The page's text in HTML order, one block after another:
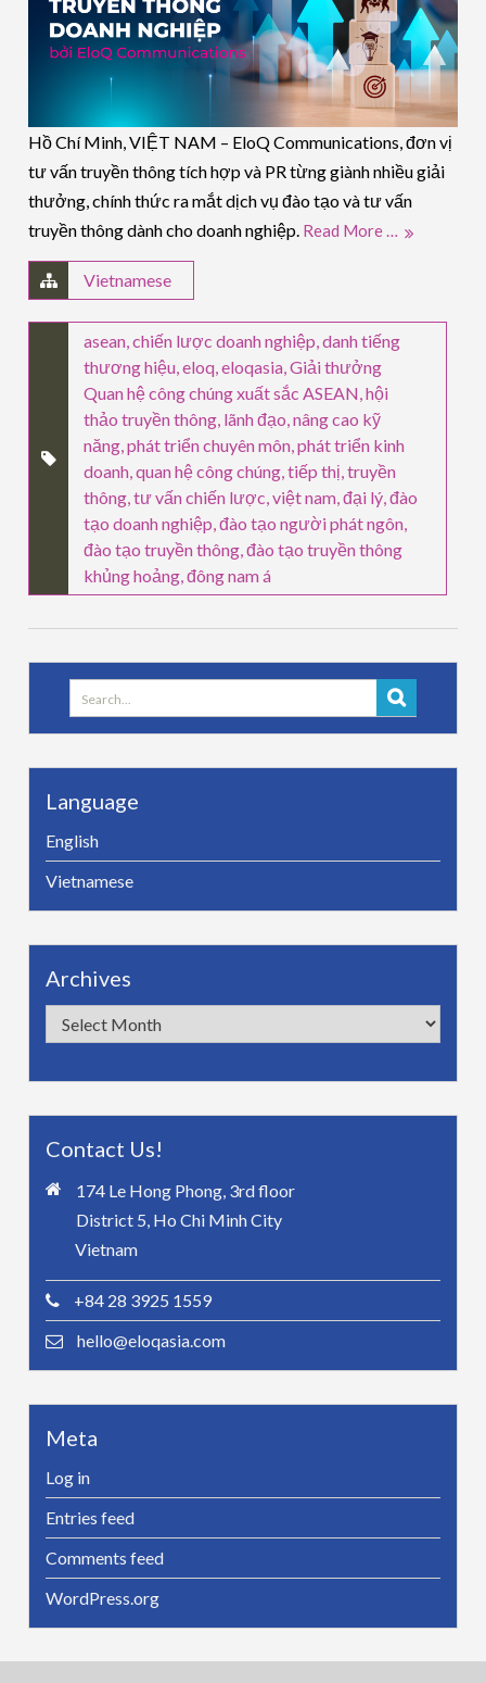
Hồ Chí Minh, VIỆT NAM – EloQ Communications, đơn vị
tư vấn truyền thông tích hợp và PR từng giành nhiều giải
thưởng, chính thức ra mắt dịch vụ đào tạo và tư vấn
truyền thông dành cho doanh nghiệp. Read More …
Vietnamese
asean ,chiến lược doanh nghiệp ,danh tiếng
thương hiệu ,eloq ,eloqasia ,Giải thưởng
Quan hệ công chúng xuất sắc ASEAN ,hội
thảo truyền thông lãnh đạo ,nâng cao kỹ
năng ,phát triển chuyên môn ,phát triển kinh
doanh ,quan hệ công chúng ,tiếp thị ,truyền
thông ,tư vấn chiến lược ,việt nam ,đại lý ,đào
tạo doanh nghiệp ,đào tạo người phát ngôn
đào tạo truyền thông ,đào tạo truyền thông
khủng hoảng ,đông nam á
Search
for:
Language
English
Vietnamese
Archives
Archives
Contact Us!
174 Le Hong Phong, 3rd floor
District 5, Ho Chi Minh City
Vietnam
+84 28 3925 1559
hello@eloqasia.com
Meta
Log in
Entries feed
Comments feed
WordPress.org